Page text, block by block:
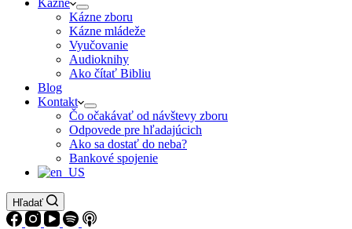
Kázne
Kázne zboru
Kázne mládeže
Vyučovanie
Audioknihy
Ako čítať Bibliu
Blog
Kontakt
Čo očakávať od návštevy zboru
Odpovede pre hľadajúcich
Ako sa dostať do neba?
Bankové spojenie
Hľadať